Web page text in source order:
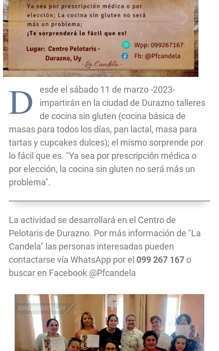
D
esde el sábado 11 de marzo -2023-
impartirán en la ciudad de Durazno talleres
de cocina sin gluten (cocina básica de
masas para todos los días, pan lactal, masa para
tartas y cupcakes dulces); el mismo sorprende por
lo fácil que es. "Ya sea por prescripción médica o
por elección, la cocina sin gluten no será más un
problema".
La actividad se desarrollará en el Centro de
Pelotaris de Durazno. Por más información de "La
Candela" las personas interesadas pueden
contactarse vía WhatsApp por el 099 267 167 o
buscar en Facebook @Pfcandela